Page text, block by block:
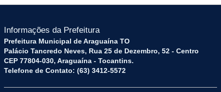
Informações da Prefeitura
Prefeitura Municipal de Araguaína TO
Palácio Tancredo Neves, Rua 25 de Dezembro, 52 - Centro
CEP 77804-030, Araguaína - Tocantins.
Telefone de Contato: (63) 3412-5572